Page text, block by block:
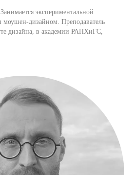
экспериментальной
моушен-дизайном. Преподаватель
дизайна, в академии РАНХиГС,